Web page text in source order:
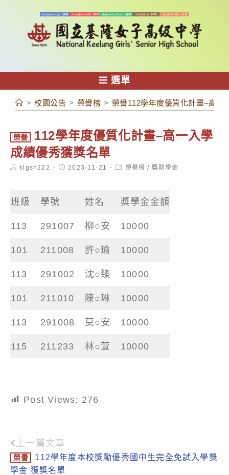
容
選單
> 校園公告 > 榮譽榜 > 榮譽112學年度優質化計畫–高一
榮譽
112學年度優質化計畫–高一入學
成績優秀獲獎名單
Postklgsh222
Post2023-11-21
Post榮譽榜 / 獎助學金
班級 學號 姓名 獎學金金額
113 291007 柳○安 10000
101 211008 許○瑜 10000
113 291002 沈○臻 10000
101 211010 陳○琳 10000
113 291008 莫○安 10000
115 211233 林○萱 10000
Post Views: 276
Read
more
上一篇文章
榮譽
112學年度本校獎勵優秀國中生完全免試入學獎
學金 獲獎名單